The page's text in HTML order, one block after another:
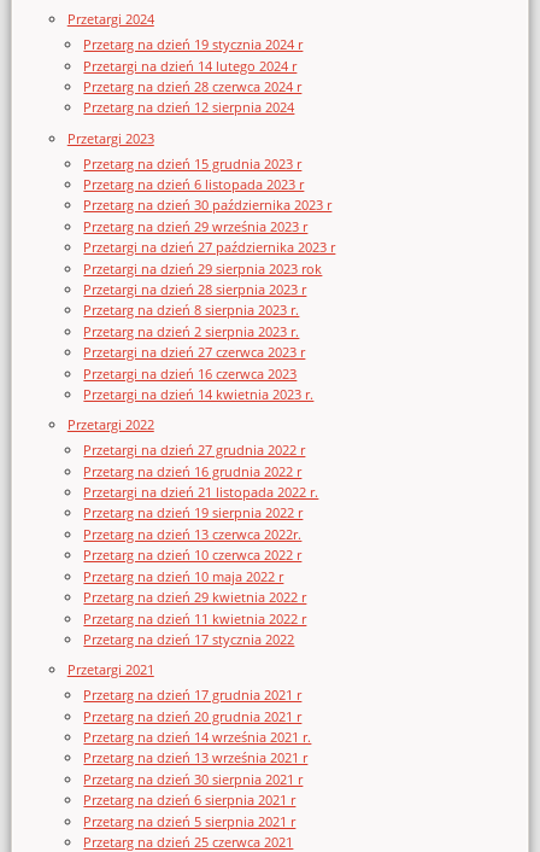
Przetargi 2024
Przetarg na dzień 19 stycznia 2024 r
Przetargi na dzień 14 lutego 2024 r
Przetarg na dzień 28 czerwca 2024 r
Przetarg na dzień 12 sierpnia 2024
Przetargi 2023
Przetarg na dzień 15 grudnia 2023 r
Przetarg na dzień 6 listopada 2023 r
Przetarg na dzień 30 października 2023 r
Przetarg na dzień 29 września 2023 r
Przetargi na dzień 27 października 2023 r
Przetargi na dzień 29 sierpnia 2023 rok
Przetargi na dzień 28 sierpnia 2023 r
Przetarg na dzień 8 sierpnia 2023 r.
Przetarg na dzień 2 sierpnia 2023 r.
Przetargi na dzień 27 czerwca 2023 r
Przetargi na dzień 16 czerwca 2023
Przetargi na dzień 14 kwietnia 2023 r.
Przetargi 2022
Przetargi na dzień 27 grudnia 2022 r
Przetarg na dzień 16 grudnia 2022 r
Przetargi na dzień 21 listopada 2022 r.
Przetarg na dzień 19 sierpnia 2022 r
Przetarg na dzień 13 czerwca 2022r.
Przetarg na dzień 10 czerwca 2022 r
Przetarg na dzień 10 maja 2022 r
Przetarg na dzień 29 kwietnia 2022 r
Przetarg na dzień 11 kwietnia 2022 r
Przetarg na dzień 17 stycznia 2022
Przetargi 2021
Przetarg na dzień 17 grudnia 2021 r
Przetarg na dzień 20 grudnia 2021 r
Przetarg na dzień 14 września 2021 r.
Przetarg na dzień 13 września 2021 r
Przetarg na dzień 30 sierpnia 2021 r
Przetarg na dzień 6 sierpnia 2021 r
Przetarg na dzień 5 sierpnia 2021 r
Przetarg na dzień 25 czerwca 2021